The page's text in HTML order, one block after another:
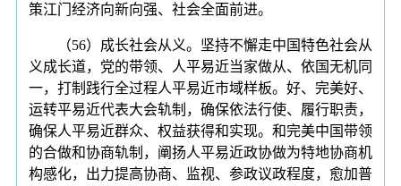
策江门经济向新向强、社会全面前进。
（56）成长社会从义。坚持不懈走中国特色社会从
义成长道，党的带领、人平易近当家做从、依国无机同
一，打制践行全过程人平易近市域样板。好、完美好、
运转平易近代表大会轨制，确保依法行使、履行职责，
确保人平易近群众、权益获得和实现。和完美中国带领
的合做和协商轨制，阐扬人平易近政协做为特地协商机
构感化，出力提高协商、监视、参政议政程度，愈加普